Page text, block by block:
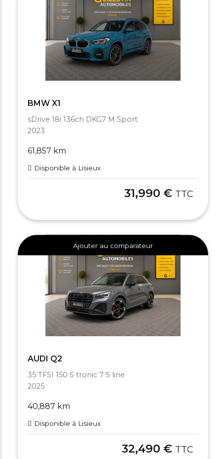
BMW X1
sDrive 18i 136ch DKG7 M Sport
2023
61,857 km
Disponible à Lisieux
31,990 € TTC
Ajouter au comparateur
AUDI Q2
35 TFSI 150 S tronic 7 S line
2025
40,887 km
Disponible à Lisieux
32,490 € TTC